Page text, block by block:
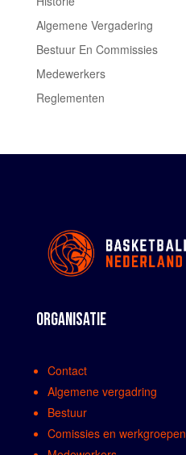
Algemene Vergadering
Bestuur En Commissies
Medewerkers
Reglementen
ORGANISATIE
Contact
Algemene vergadring
Bestuur
Comissies en werkgroepen